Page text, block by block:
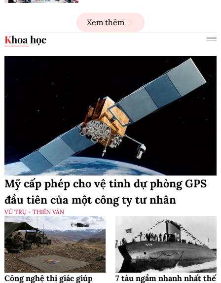
Xem thêm
Khoa học
Mỹ cấp phép cho vệ tinh dự phòng GPS
đầu tiên của một công ty tư nhân
VŨ TRỤ - THIÊN VĂN
Công nghệ thị giác giúp 7 tàu ngầm nhanh nhất thế